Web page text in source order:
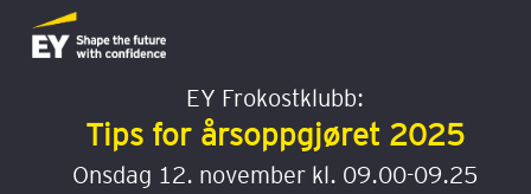
EY Frokostklubb:
Tips for årsoppgjøret 2025
Onsdag 12. november kl. 09.00-09.25